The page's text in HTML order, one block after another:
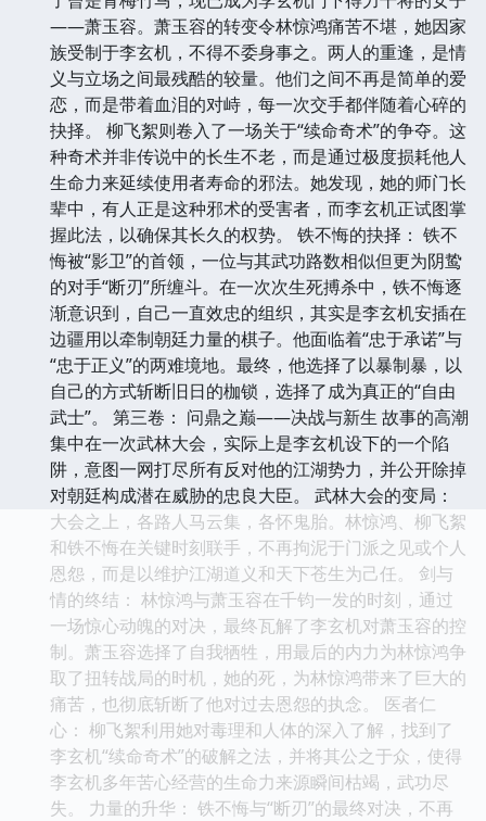
——萧玉容。萧玉容的转变令林惊鸿痛苦不堪，她因家
族受制于李玄机，不得不委身事之。两人的重逢，是情
义与立场之间最残酷的较量。他们之间不再是简单的爱
恋，而是带着血泪的对峙，每一次交手都伴随着心碎的
抉择。 柳飞絮则卷入了一场关于“续命奇术”的争夺。这
种奇术并非传说中的长生不老，而是通过极度损耗他人
生命力来延续使用者寿命的邪法。她发现，她的师门长
辈中，有人正是这种邪术的受害者，而李玄机正试图掌
握此法，以确保其长久的权势。 铁不悔的抉择： 铁不
悔被“影卫”的首领，一位与其武功路数相似但更为阴鸷
的对手“断刃”所缠斗。在一次次生死搏杀中，铁不悔逐
渐意识到，自己一直效忠的组织，其实是李玄机安插在
边疆用以牵制朝廷力量的棋子。他面临着“忠于承诺”与
“忠于正义”的两难境地。最终，他选择了以暴制暴，以
自己的方式斩断旧日的枷锁，选择了成为真正的“自由
武士”。 第三卷： 问鼎之巅——决战与新生 故事的高潮
集中在一次武林大会，实际上是李玄机设下的一个陷
阱，意图一网打尽所有反对他的江湖势力，并公开除掉
对朝廷构成潜在威胁的忠良大臣。 武林大会的变局：
大会之上，各路人马云集，各怀鬼胎。林惊鸿、柳飞絮
和铁不悔在关键时刻联手，不再拘泥于门派之见或个人
恩怨，而是以维护江湖道义和天下苍生为己任。 剑与
情的终结： 林惊鸿与萧玉容在千钧一发的时刻，通过
一场惊心动魄的对决，最终瓦解了李玄机对萧玉容的控
制。萧玉容选择了自我牺牲，用最后的内力为林惊鸿争
取了扭转战局的时机，她的死，为林惊鸿带来了巨大的
痛苦，也彻底斩断了他对过去恩怨的执念。 医者仁
心： 柳飞絮利用她对毒理和人体的深入了解，找到了
李玄机“续命奇术”的破解之法，并将其公之于众，使得
李玄机多年苦心经营的生命力来源瞬间枯竭，武功尽
失。 力量的升华： 铁不悔与“断刃”的最终对决，不再